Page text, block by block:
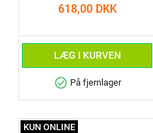
618,00 DKK
LÆG I KURVEN
check_circle På fjernlager
KUN ONLINE